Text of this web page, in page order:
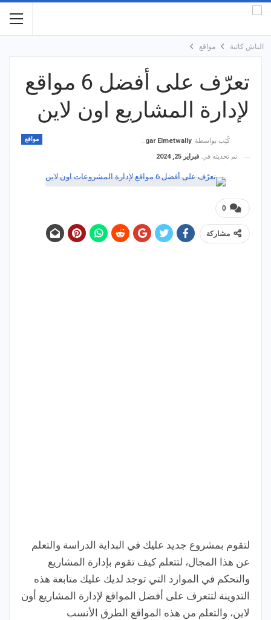
الباش كاتبة مواقع
تعرّف على أفضل 6 مواقع
لإدارة المشاريع اون لاين
مواقع كُتِب بواسطة Hagar Elmetwally
تم تحديثه في فبراير 25, 2024
0
مشاركة
لتقوم بمشروع جديد عليك في البداية الدراسة والتعلم
عن هذا المجال، لتتعلم كيف تقوم بإدارة المشاريع
والتحكم في الموارد التي توجد لديك عليك متابعة هذه
التدوينة لتتعرف على أفضل المواقع لإدارة المشاريع أون
لاين، والتعلم من هذه المواقع الطرق الأنسب